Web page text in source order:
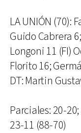
LA UNIÓN (70):
Guido Cabrera
Longoni 11 (FI)
Florito 16;
DT: Martin
Parciales: 20-
23-11 (88-70)